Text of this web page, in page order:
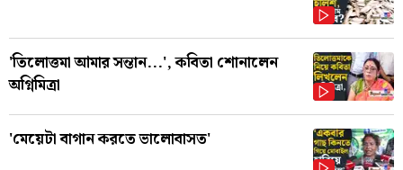
'তিলোত্তমা আমার সন্তান...', কবিতা শোনালেন
অগ্নিমিত্রা
'মেয়েটা বাগান করতে ভালোবাসত'